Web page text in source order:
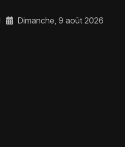
Dimanche, 9 août 2026